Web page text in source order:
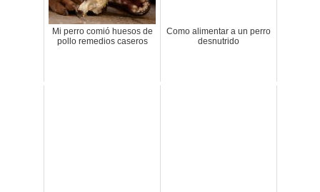
Mi perro comió huesos de
pollo remedios caseros
Como alimentar a un perro
desnutrido